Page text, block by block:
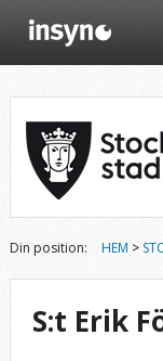
Din position: HEM >
S:t Erik